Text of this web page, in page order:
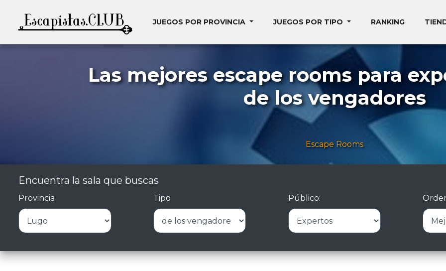
JUEGOS POR PROVINCIA JUEGOS POR TIPO RANKING
Las mejores escape rooms para
de los vengadores
Escape Rooms
Encuentra la sala que buscas
Provincia Tipo Público: